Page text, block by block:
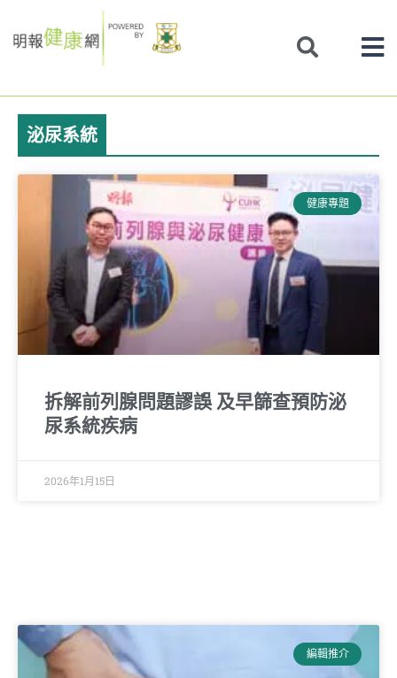
to
泌尿系統
健康專題
拆解前列腺問題謬誤 及早篩查預防泌
尿系統疾病
2026年1月15日
編輯推介